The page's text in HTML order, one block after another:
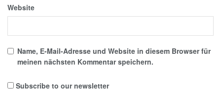
Website
Name, E-Mail-Adresse und Website in diesem Browser für
meinen nächsten Kommentar speichern.
Subscribe to our newsletter